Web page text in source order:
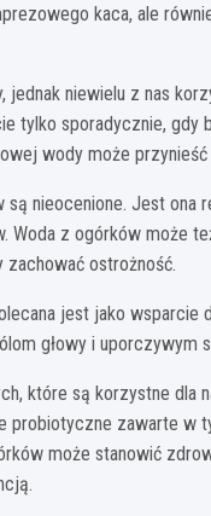
kaca, ale
jednak niewielu z nas
tylko sporadycznie, gdy
wody może
nieocenione. Jest ona
z ogórków może
zachować ostrożność.
jest jako wsparcie
głowy i uporczywym
które są korzystne dla
zawarte w
może stanowić